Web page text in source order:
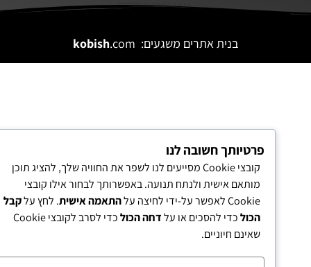
בנית אתרים משגעים: kobish.com
פרטיותך חשובה לנו
קובצי Cookie מסייעים לנו לשפר את החוויה שלך, להציג תוכן
מותאם אישית ולנתח תנועה. באפשרותך לבחור אילו קובצי
Cookie לאפשר על-ידי לחיצה על
התאמה אישית. לחץ עלקבל
הכולכדי להסכים או על דחה הכול
כדי לסרב לקובצי Cookie
שאינם חיוניים.